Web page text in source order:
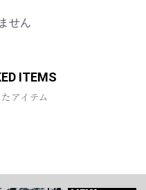
せん
ITEMS
アイテム